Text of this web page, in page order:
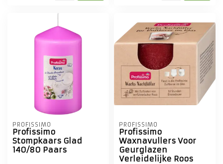
PROFISSIMO
Profissimo
Stompkaars Glad
140/80 Paars
PROFISSIMO
Profissimo
Waxnavullers Voor
Geurglazen
Verleidelijke Roos